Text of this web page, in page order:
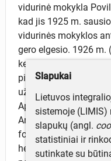
vidurinė mokykla
kad jis 1925 m.
vidurinės mokyklos
gero elgesio. 1926 m.
keturių klasių kursą.
pirmajame puslapyje,
užrašas: „Lietuvos
Apačioje išvardinti P.
Antrajame puslapyje
fotografija. Du
herbiniai antspaudai,
Slapukai
Lietuvos
sistemoje
slapukų (angl.
statistiniai ir
sutinkate su